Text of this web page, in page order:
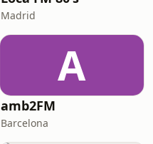
Madrid
A
amb2FM
Barcelona